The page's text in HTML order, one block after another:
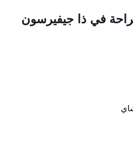
في ذا جيفيرسون